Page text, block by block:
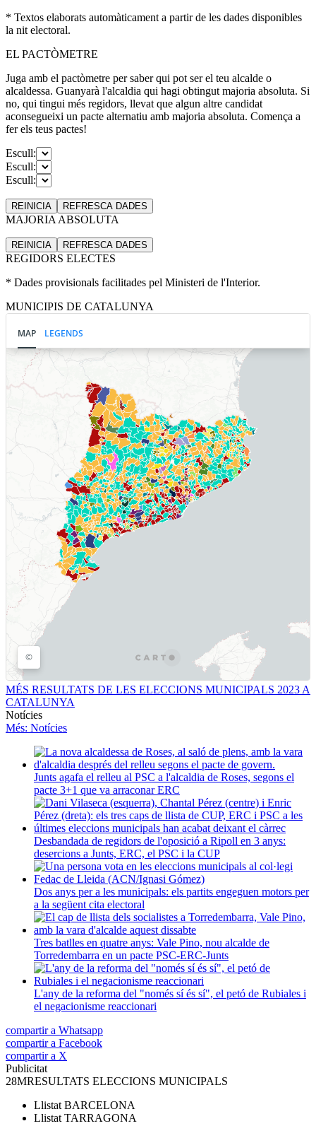
* Textos elaborats automàticament a partir de les dades disponibles
la nit electoral.
EL PACTÒMETRE
Juga amb el pactòmetre per saber qui pot ser el teu alcalde o
alcaldessa. Guanyarà l'alcaldia qui hagi obtingut majoria absoluta. Si
no, qui tingui més regidors, llevat que algun altre candidat
aconsegueixi un pacte alternatiu amb majoria absoluta. Comença a
fer els teus pactes!
Escull:
Escull:
Escull:
REINICIA REFRESCA DADES
MAJORIA ABSOLUTA
REINICIA REFRESCA DADES
REGIDORS ELECTES
* Dades provisionals facilitades pel Ministeri de l'Interior.
MUNICIPIS DE CATALUNYA
MÉS RESULTATS DE LES ELECCIONS MUNICIPALS 2023 A
CATALUNYA
Notícies
Més: Notícies
Junts agafa el relleu al PSC a l'alcaldia de Roses, segons el
pacte 3+1 que va arraconar ERC
Desbandada de regidors de l'oposició a Ripoll en 3 anys:
desercions a Junts, ERC, el PSC i la CUP
Dos anys per a les municipals: els partits engeguen motors per
a la següent cita electoral
Tres batlles en quatre anys: Vale Pino, nou alcalde de
Torredembarra en un pacte PSC-ERC-Junts
L'any de la reforma del "només sí és sí", el petó de Rubiales i
el negacionisme reaccionari
compartir a Whatsapp
compartir a Facebook
compartir a X
Publicitat
28MRESULTATS ELECCIONS MUNICIPALS
Llistat BARCELONA
Llistat TARRAGONA